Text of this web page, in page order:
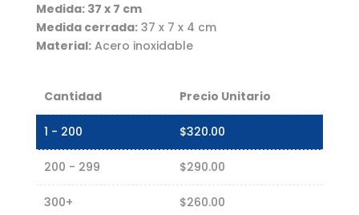
Medida: 37 x 7 cm
Medida cerrada:37 x 7 x 4 cm
Material:Acero inoxidable
Cantidad Precio Unitario
1 - 200 $320.00
200 - 299 $290.00
300+ $260.00